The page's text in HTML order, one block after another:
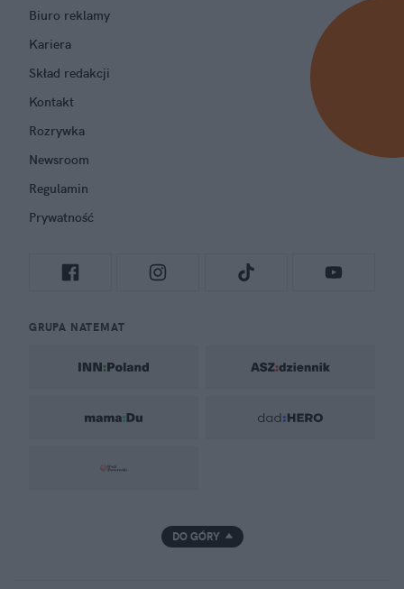
Biuro reklamy
Kariera
Skład redakcji
Kontakt
Rozrywka
Newsroom
Regulamin
Prywatność
GRUPA NATEMAT
DO GÓRY